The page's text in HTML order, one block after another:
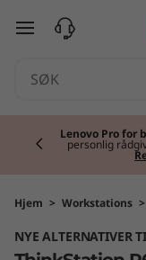
T
S
gå til hovedinnhold
Klar for
klar for
Hjem > Workstations >
NYE ALTERNATIVER